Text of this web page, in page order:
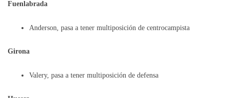
Fuenlabrada
Anderson, pasa a tener multiposición de centrocampista
Girona
Valery, pasa a tener multiposición de defensa